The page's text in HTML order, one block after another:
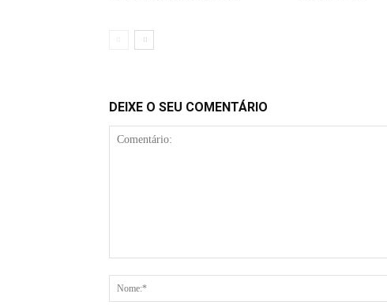
DEIXE O SEU COMENTÁRIO